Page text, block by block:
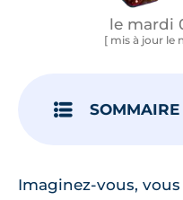
le mardi
[ mis à jour le
SOMMAIRE
Imaginez-vous,